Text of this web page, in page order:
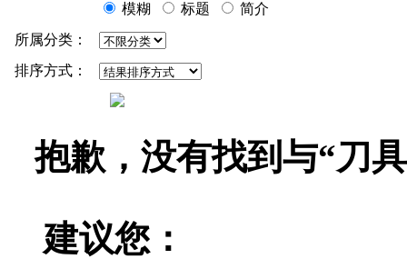
模糊 标题
简介
所属分类：
排序方式：
抱歉，没有找到与“刀具
建议您：